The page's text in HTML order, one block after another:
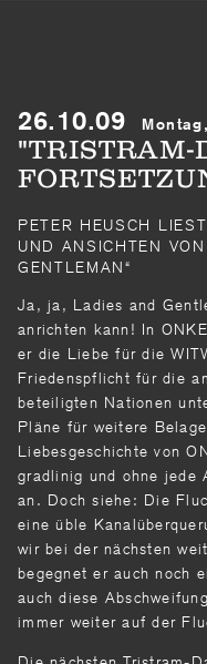
26.10.09
"TRISTRAM-
PETER HEUSCH
UND ANSICHTEN
GENTLEMAN“
Ja, ja, Ladies and
anrichten kann! In
er die Liebe für die
Friedenspflicht für die
beteiligten Nationen
Pläne für weitere
Liebesgeschichte von
gradlinig und ohne jede
an. Doch siehe: Die
eine üble
wir bei der nächsten
begegnet er auch noch
auch diese
immer weiter auf der